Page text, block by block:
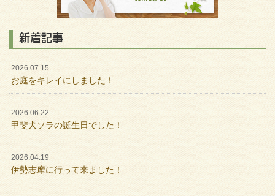
新着記事
2026.07.15
お庭をキレイにしました！
2026.06.22
甲斐犬ソラの誕生日でした！
2026.04.19
伊勢志摩に行って来ました！